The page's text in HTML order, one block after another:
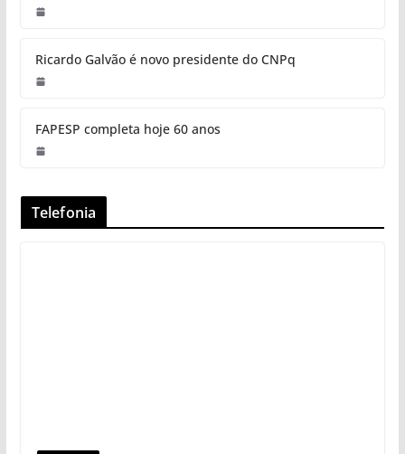
Ricardo Galvão é novo presidente do CNPq
FAPESP completa hoje 60 anos
Telefonia